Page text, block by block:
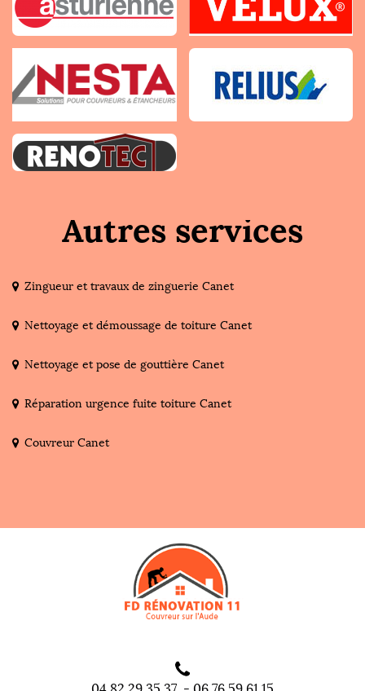
Autres services
Zingueur et travaux de zinguerie Canet
Nettoyage et démoussage de toiture Canet
Nettoyage et pose de gouttière Canet
Réparation urgence fuite toiture Canet
Couvreur Canet